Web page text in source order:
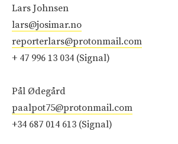
Lars Johnsen
lars@josimar.no
reporterlars@protonmail.com
+ 47 996 13 034 (Signal)
Pål Ødegård
paalpot75@protonmail.com
+34 687 014 613 (Signal)